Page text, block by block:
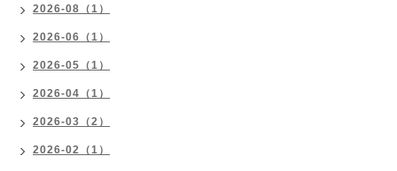
2026-08（1）
2026-06（1）
2026-05（1）
2026-04（1）
2026-03（2）
2026-02（1）